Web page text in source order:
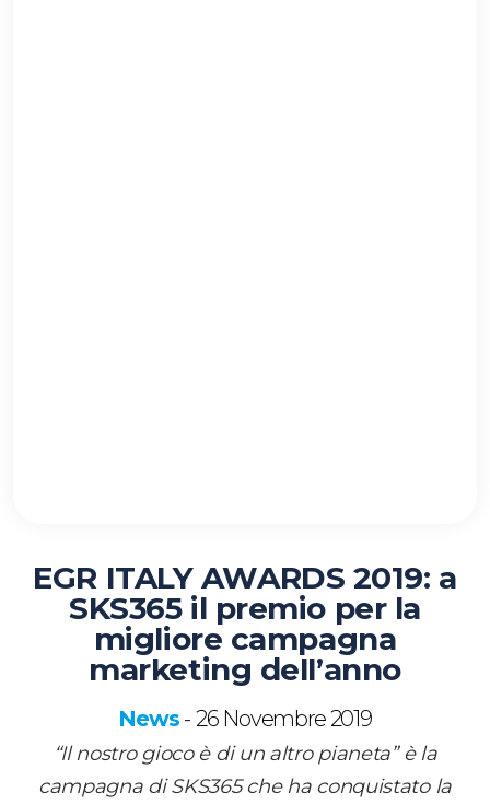
EGR ITALY AWARDS 2019: a
SKS365 il premio per la
migliore campagna
marketing dell’anno
News -26 Novembre 2019
“Il nostro gioco è di un altro pianeta” è la
campagna di SKS365 che ha conquistato la